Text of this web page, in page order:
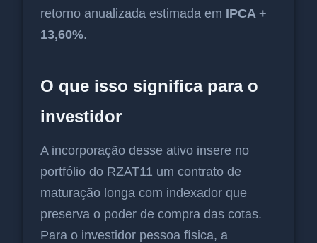
retorno anualizada estimada em IPCA +
13,60%.
O que isso significa para o
investidor
A incorporação desse ativo insere no
portfólio do RZAT11 um contrato de
maturação longa com indexador que
preserva o poder de compra das cotas.
Para o investidor pessoa física, a